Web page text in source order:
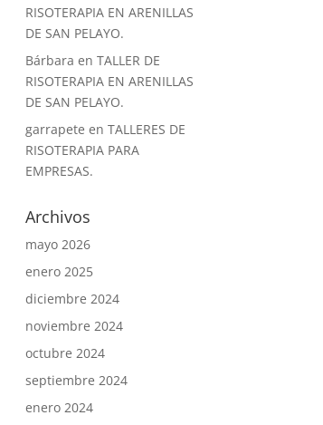
RISOTERAPIA EN ARENILLAS
DE SAN PELAYO.
Bárbara enTALLER DE
RISOTERAPIA EN ARENILLAS
DE SAN PELAYO.
garrapete enTALLERES DE
RISOTERAPIA PARA
EMPRESAS.
Archivos
mayo 2026
enero 2025
diciembre 2024
noviembre 2024
octubre 2024
septiembre 2024
enero 2024